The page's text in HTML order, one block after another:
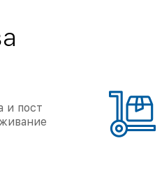
и пост